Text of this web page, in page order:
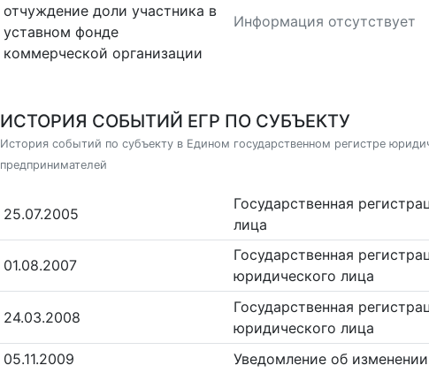
отчуждение доли участника в
уставном фонде
коммерческой организации
Информация отсутствует
ИСТОРИЯ СОБЫТИЙ ЕГР ПО СУБЪЕКТУ
История событий по субъекту в Едином государственном регистре
предпринимателей
25.07.2005
Государственная
лица
01.08.2007
Государственная
юридического лица
24.03.2008
Государственная
юридического лица
05.11.2009
Уведомление об